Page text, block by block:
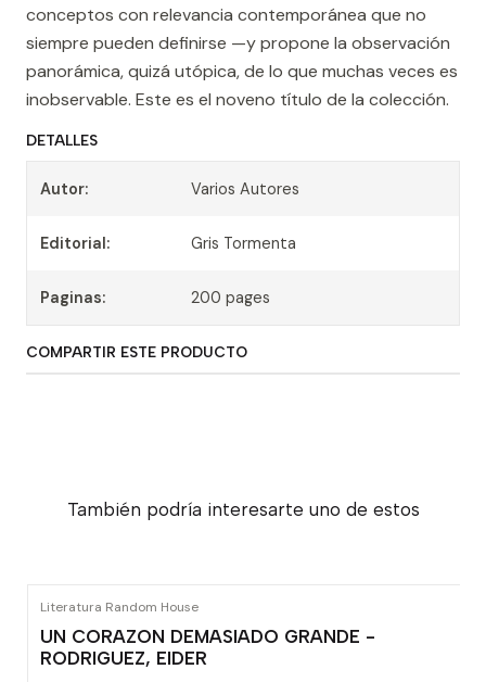
conceptos con relevancia contemporánea que no
siempre pueden definirse —y propone la observación
panorámica, quizá utópica, de lo que muchas veces es
inobservable. Este es el noveno título de la colección.
DETALLES
Autor: Varios Autores
Editorial: Gris Tormenta
Paginas: 200 pages
COMPARTIR ESTE PRODUCTO
También podría interesarte uno de estos
Literatura Random House
UN CORAZON DEMASIADO GRANDE -
RODRIGUEZ, EIDER